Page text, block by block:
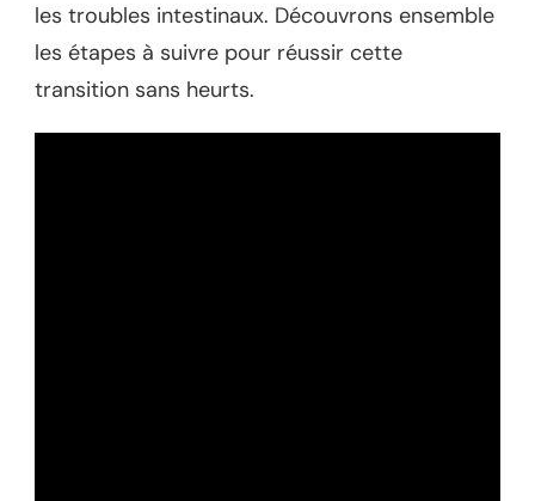
les troubles intestinaux. Découvrons ensemble
les étapes à suivre pour réussir cette
transition sans heurts.